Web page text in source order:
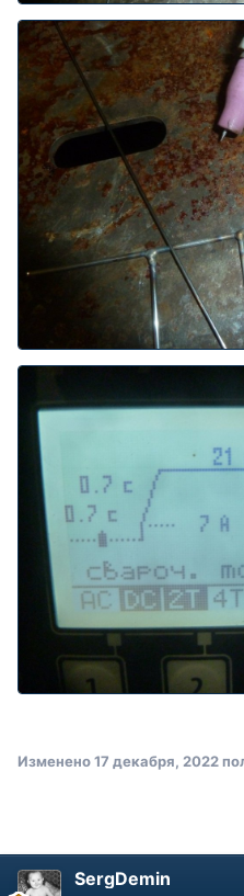
Изменено17 декабря, 2022
SergDemin